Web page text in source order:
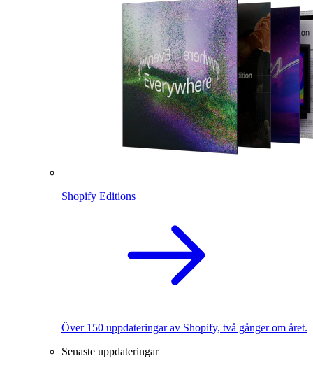
Shopify Editions
Över 150 uppdateringar av Shopify, två gånger om året.
Senaste uppdateringar